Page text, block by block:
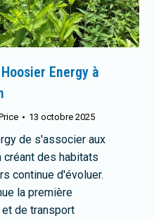
Energy à
13 octobre 2025
de s'associer aux
des habitats
continue d'évoluer.
la première
de transport